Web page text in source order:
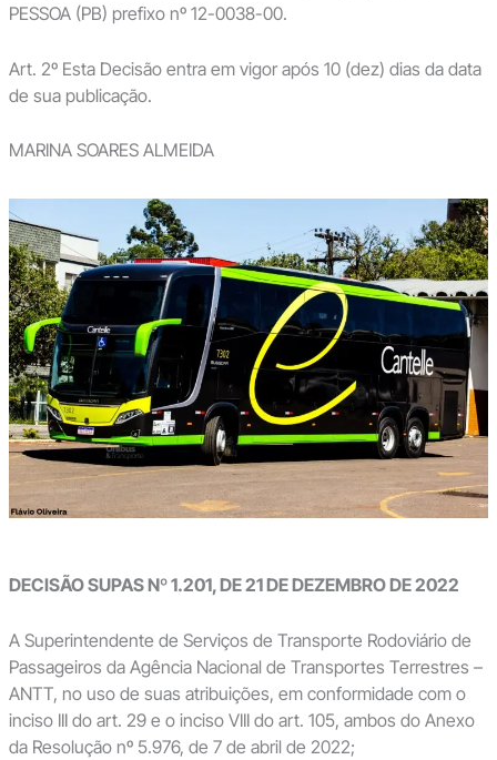
PESSOA (PB) prefixo nº 12-0038-00.
Art. 2º Esta Decisão entra em vigor após 10 (dez) dias da data
de sua publicação.
MARINA SOARES ALMEIDA
DECISÃO SUPAS Nº 1.201, DE 21 DE DEZEMBRO DE 2022
A Superintendente de Serviços de Transporte Rodoviário de
Passageiros da Agência Nacional de Transportes Terrestres –
ANTT, no uso de suas atribuições, em conformidade com o
inciso III do art. 29 e o inciso VIII do art. 105, ambos do Anexo
da Resolução nº 5.976, de 7 de abril de 2022;